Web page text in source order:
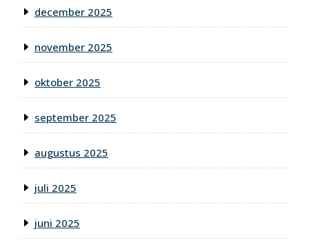
december 2025
november 2025
oktober 2025
september 2025
augustus 2025
juli 2025
juni 2025